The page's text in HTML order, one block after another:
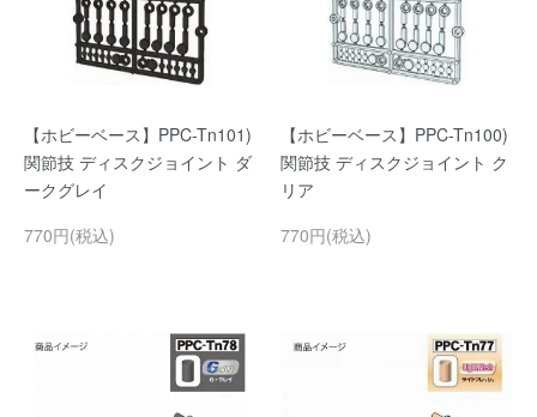
【ホビーベース】PPC-Tn101)
関節技 ディスクジョイント ダ
ークグレイ
770円(税込)
【ホビーベース】PPC-Tn100)
関節技 ディスクジョイント ク
リア
770円(税込)